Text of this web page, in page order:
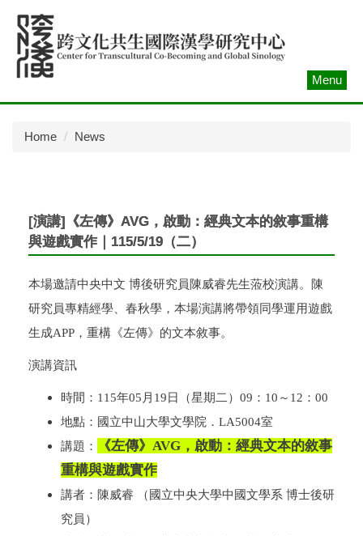
Jump
the
main
content
block
Menu
Home News
[演講]《左傳》AVG，啟動：經典文本的敘事重構
與遊戲實作｜115/5/19（二）
本場邀請中央中文 博後研究員陳威睿先生蒞校演講。陳
研究員專精經學、春秋學，本場演講將帶領同學運用遊戲
生成APP ，重構《左傳》的文本敘事。
演講資訊
時間： 115年05月19日 （星期二） 09 ： 10 ～ 12 ： 00
地點： 國立中山大學文學院． LA5004室
講題：
《左傳》 AVG ，啟動：經典文本的敘事
重構與遊戲實作
講者：陳威睿 （國立中央大學中國文學系 博士後研
究員）